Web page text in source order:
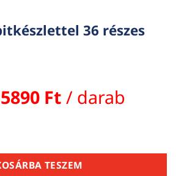
36 részes
5890 Ft / darab
36 részes mennyiség
TESZEM